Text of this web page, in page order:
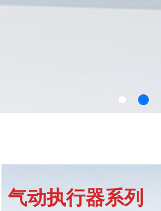
气动执行器系列